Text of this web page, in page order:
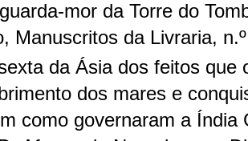
mor da Torre do
Manuscritos da Livraria,
da Ásia dos feitos que
dos mares e
como governaram a Índia